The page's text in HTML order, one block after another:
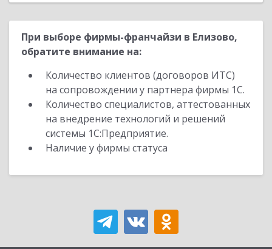
При выборе фирмы-франчайзи в Елизово,
обратите внимание на:
Количество клиентов (договоров ИТС)
на сопровождении у партнера фирмы 1С.
Количество специалистов, аттестованных
на внедрение технологий и решений
системы 1С:Предприятие.
Наличие у фирмы статуса